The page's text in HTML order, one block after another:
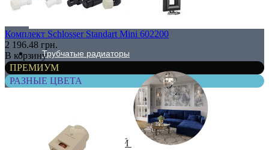
Трубчатые радиаторы
ДЛЯ ГОСТИНОЙ
Комплект Schlosser Standart Mini 602200
2 196.48 грн.
В корзину
ПРЕМИУМ
РАЗНЫЕ ЦВЕТА